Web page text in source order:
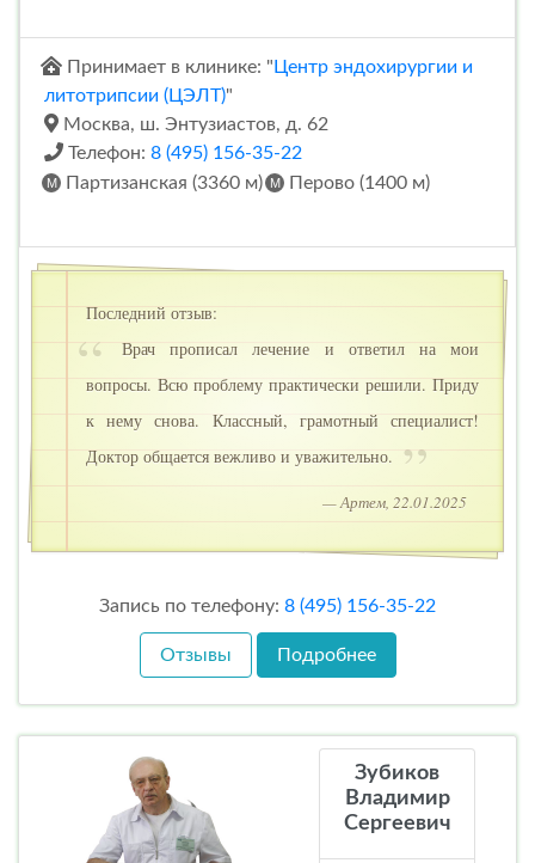
Принимает в клинике: " Центр эндохирургии и
литотрипсии (ЦЭЛТ)"
Москва, ш. Энтузиастов, д. 62
Телефон: 8 (495) 156-35-22
Партизанская (3360 м)
Перово (1400 м)
Последний отзыв:
Врач прописал лечение и ответил на мои
вопросы. Всю проблему практически решили. Приду
к нему снова. Классный, грамотный специалист!
Доктор общается вежливо и уважительно.
— Артем, 22.01.2025
Запись по телефону: 8 (495) 156-35-22
Отзывы Подробнее
Зубиков
Владимир
Сергеевич